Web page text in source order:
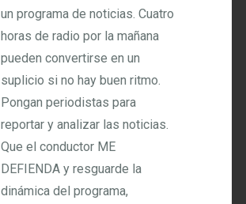
un programa de noticias. Cuatro
horas de radio por la mañana
pueden convertirse en un
suplicio si no hay buen ritmo.
Pongan periodistas para
reportar y analizar las noticias.
Que el conductor ME
DEFIENDA y resguarde la
dinámica del programa,